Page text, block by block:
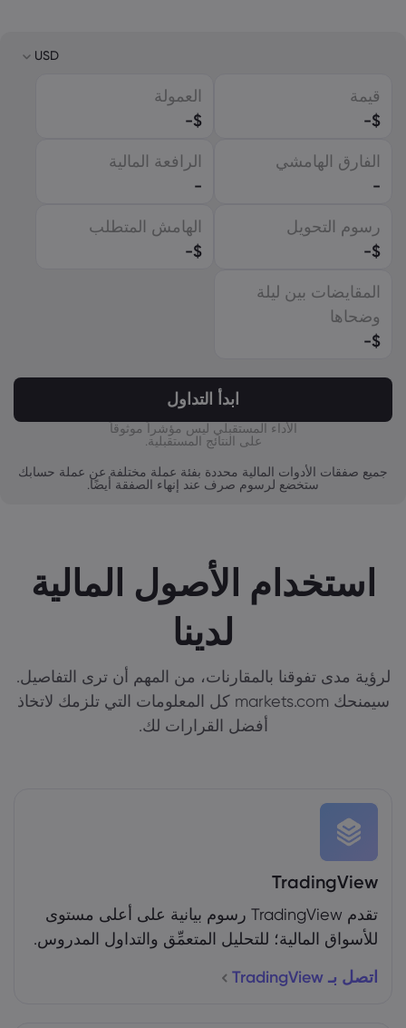
USD
قيمة
$
-
العمولة
$
-
الفارق الهامشي
-
الرافعة المالية
-
رسوم التحويل
$
-
الهامش المتطلب
$
-
المقايضات بين ليلة
وضحاها
$
-
ابدأ التداول
الأداء المستقبلي ليس مؤشراً موثوقاً
على النتائج المستقبلية.
جميع صفقات الأدوات المالية محددة بفئة عملة مختلفة عن عملة حسابك
ستخضع لرسوم صرف عند إنهاء الصفقة أيضًا.
استخدام الأصول المالية
لدينا
لرؤية مدى تفوقنا بالمقارنات، من المهم أن ترى التفاصيل.
سيمنحك markets.com كل المعلومات التي تلزمك لاتخاذ
أفضل القرارات لك.
TradingView
تقدم TradingView رسوم بيانية على أعلى مستوى
للأسواق المالية؛ للتحليل المتعمِّق والتداول المدروس.
اتصل بـ TradingView